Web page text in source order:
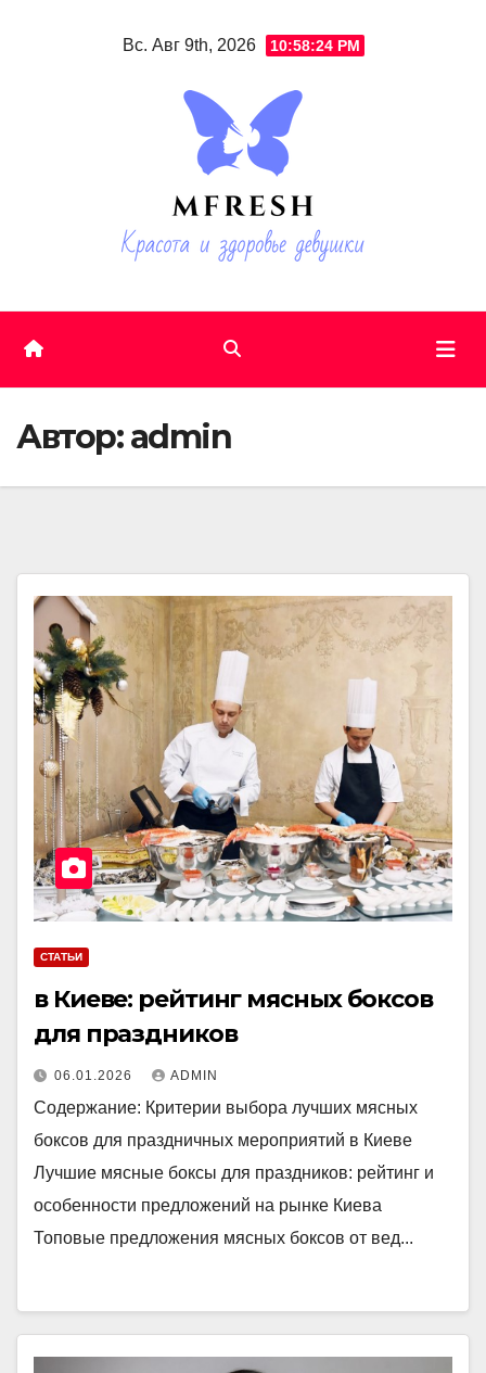
Вс. Авг 9th, 2026 10:58:25 PM
Автор:admin
СТАТЬИ
в Киеве: рейтинг мясных боксов
для праздников
06.01.2026 ADMIN
Содержание: Критерии выбора лучших мясных
боксов для праздничных мероприятий в Киеве
Лучшие мясные боксы для праздников: рейтинг и
особенности предложений на рынке Киева
Топовые предложения мясных боксов от вед...